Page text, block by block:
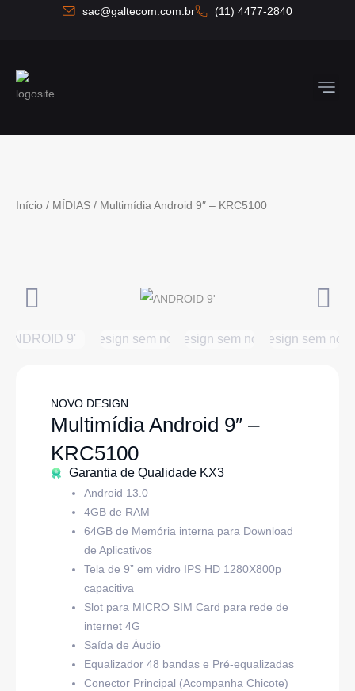
conteúdo
sac@galtecom.com.br (11) 4477-2840
Início / MÍDIAS / Multimídia Android 9″ – KRC5100
NOVO DESIGN
Multimídia Android 9″ –
KRC5100
Garantia de Qualidade KX3
Android 13.0
4GB de RAM
64GB de Memória interna para Download
de Aplicativos
Tela de 9” em vidro IPS HD 1280X800p
capacitiva
Slot para MICRO SIM Card para rede de
internet 4G
Saída de Áudio
Equalizador 48 bandas e Pré-equalizadas
Conector Principal (Acompanha Chicote)